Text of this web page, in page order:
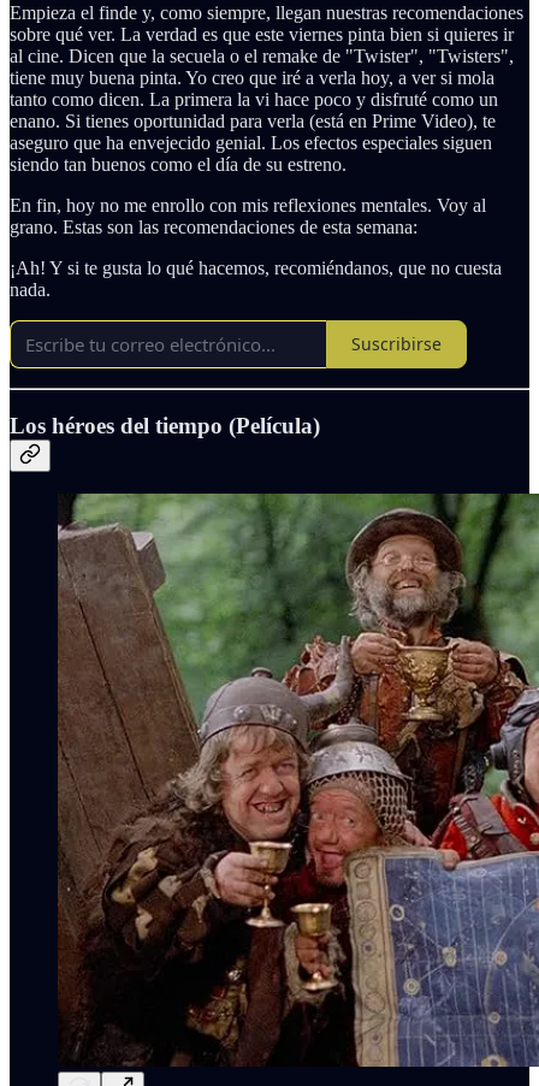
Empieza el finde y, como siempre, llegan nuestras recomendaciones
sobre qué ver. La verdad es que este viernes pinta bien si quieres ir
al cine. Dicen que la secuela o el remake de "Twister", "Twisters",
tiene muy buena pinta. Yo creo que iré a verla hoy, a ver si mola
tanto como dicen. La primera la vi hace poco y disfruté como un
enano. Si tienes oportunidad para verla (está en Prime Video), te
aseguro que ha envejecido genial. Los efectos especiales siguen
siendo tan buenos como el día de su estreno.
En fin, hoy no me enrollo con mis reflexiones mentales. Voy al
grano. Estas son las recomendaciones de esta semana:
¡Ah! Y si te gusta lo qué hacemos, recomiéndanos, que no cuesta
nada.
Suscribirse
Los héroes del tiempo (Película)